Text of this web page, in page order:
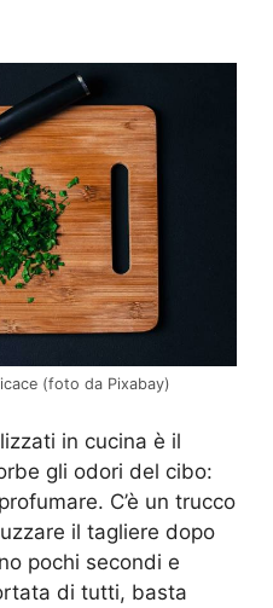
(foto da Pixabay)
in cucina è il
gli odori del cibo:
C’è un trucco
il tagliere dopo
pochi secondi e
di tutti, basta